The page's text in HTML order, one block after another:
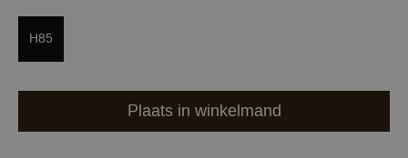
H85
Plaats in winkelmand